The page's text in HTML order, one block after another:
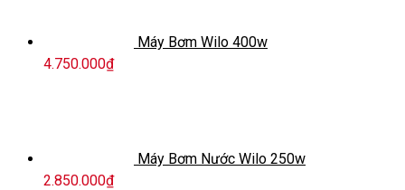
Máy Bơm Wilo 400w
4.750.000₫
Máy Bơm Nước Wilo 250w
2.850.000₫